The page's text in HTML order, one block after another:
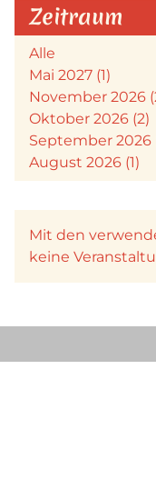
Zeitraum
Alle
Mai 2027 (1)
November 2026
Oktober 2026 (2)
September 2026
August 2026 (1)
Mit den
keine